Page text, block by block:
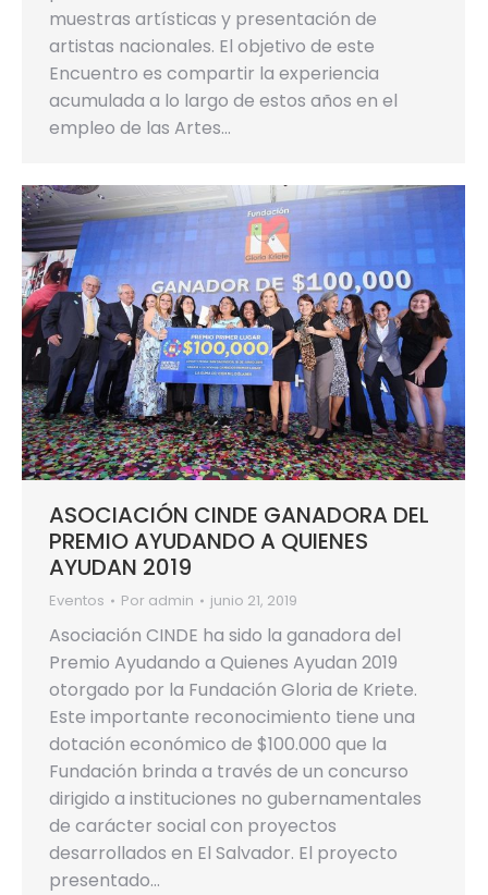
muestras artísticas y presentación de
artistas nacionales. El objetivo de este
Encuentro es compartir la experiencia
acumulada a lo largo de estos años en el
empleo de las Artes…
ASOCIACIÓN CINDE GANADORA DEL
PREMIO AYUDANDO A QUIENES
AYUDAN 2019
Eventos Por admin junio 21, 2019
Asociación CINDE ha sido la ganadora del
Premio Ayudando a Quienes Ayudan 2019
otorgado por la Fundación Gloria de Kriete.
Este importante reconocimiento tiene una
dotación económico de $100.000 que la
Fundación brinda a través de un concurso
dirigido a instituciones no gubernamentales
de carácter social con proyectos
desarrollados en El Salvador. El proyecto
presentado…